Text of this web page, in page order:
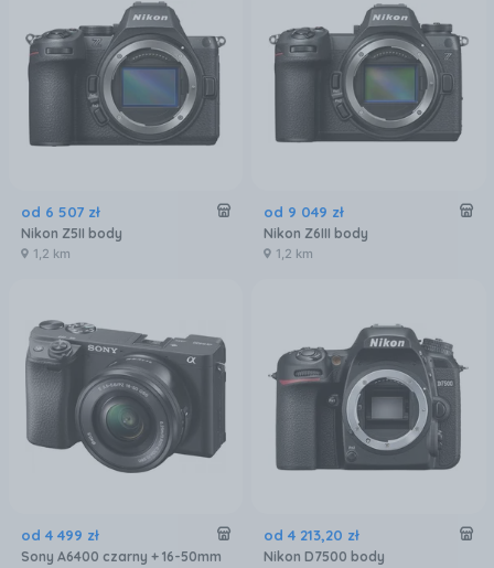
od 6 507 zł
Nikon Z5II body
1,2 km
od 9 049 zł
Nikon Z6III body
1,2 km
od 4 499 zł
Sony A6400 czarny + 16-50mm
od 4 213,20 zł
Nikon D7500 body